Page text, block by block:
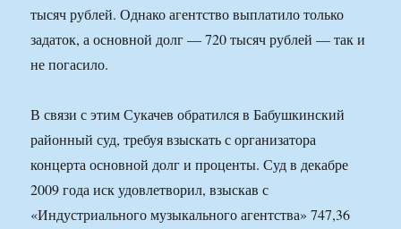
тысяч рублей. Однако агентство выплатило только
задаток, а основной долг — 720 тысяч рублей — так и
не погасило.
В связи с этим Сукачев обратился в Бабушкинский
районный суд, требуя взыскать с организатора
концерта основной долг и проценты. Суд в декабре
2009 года иск удовлетворил, взыскав с
«Индустриального музыкального агентства» 747,36